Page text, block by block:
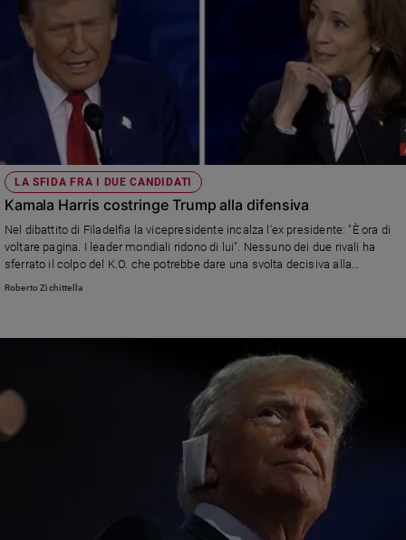
LA SFIDA FRA I DUE CANDIDATI
Kamala Harris costringe Trump alla difensiva
Nel dibattito di Filadelfia la vicepresidente incalza l'ex presidente: "È ora di
voltare pagina. I leader mondiali ridono di lui". Nessuno dei due rivali ha
sferrato il colpo del K.O. che potrebbe dare una svolta decisiva alla
campagna elettorale
Roberto Zichittella